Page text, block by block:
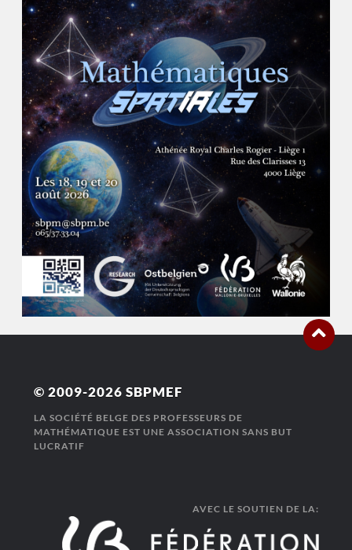
© 2009-2026 SBPMEF
LA SOCIÉTÉ BELGE DES PROFESSEURS DE
MATHÉMATIQUE EST UNE ASSOCIATION SANS BUT
LUCRATIF
AVEC LE SOUTIEN DE LA: